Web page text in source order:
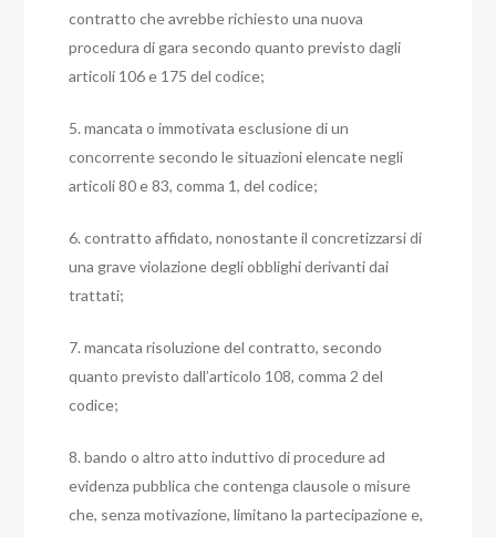
contratto che avrebbe richiesto una nuova
procedura di gara secondo quanto previsto dagli
articoli 106 e 175 del codice;
5. mancata o immotivata esclusione di un
concorrente secondo le situazioni elencate negli
articoli 80 e 83, comma 1, del codice;
6. contratto affidato, nonostante il concretizzarsi di
una grave violazione degli obblighi derivanti dai
trattati;
7. mancata risoluzione del contratto, secondo
quanto previsto dall’articolo 108, comma 2 del
codice;
8. bando o altro atto induttivo di procedure ad
evidenza pubblica che contenga clausole o misure
che, senza motivazione, limitano la partecipazione e,